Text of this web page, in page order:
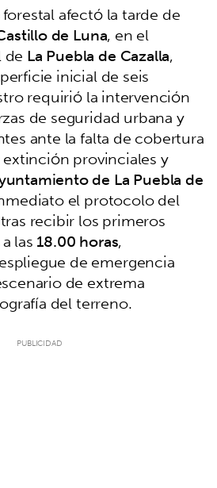
afectó la tarde de
de Luna, en el
La Puebla de Cazalla,
inicial de seis
requirió la intervención
de seguridad urbana y
ante la falta de cobertura
provinciales y
de La Puebla de
el protocolo del
recibir los primeros
las18.00 horas,
de emergencia
de extrema
del terreno.